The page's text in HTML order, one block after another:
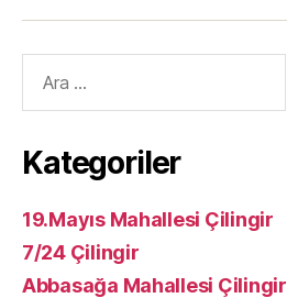
yap:
Kategoriler
19.Mayıs Mahallesi Çilingir
7/24 Çilingir
Abbasağa Mahallesi Çilingir